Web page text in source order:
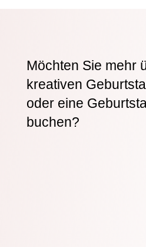
Möchten Sie mehr
kreativen
oder eine
buchen?